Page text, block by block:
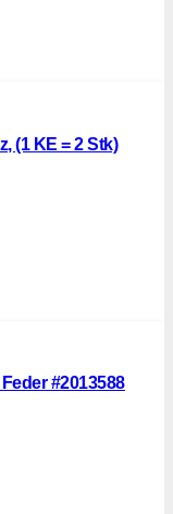
(1 KE = 2 Stk)
#2013588